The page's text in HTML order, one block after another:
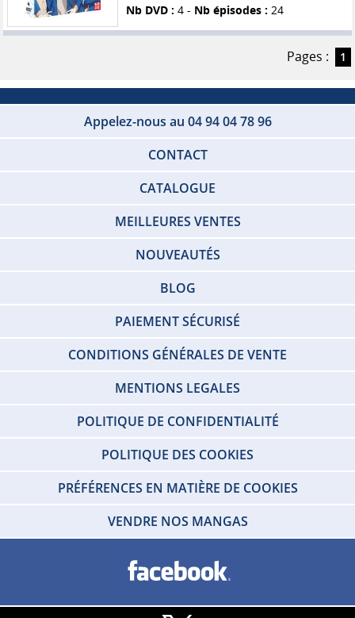
Nb DVD : 4 - Nb épisodes : 24
Pages : 1
Appelez-nous au 04 94 04 78 96
CONTACT
CATALOGUE
MEILLEURES VENTES
NOUVEAUTÉS
BLOG
PAIEMENT SÉCURISÉ
CONDITIONS GÉNÉRALES DE VENTE
MENTIONS LEGALES
POLITIQUE DE CONFIDENTIALITÉ
POLITIQUE DES COOKIES
PRÉFÉRENCES EN MATIÈRE DE COOKIES
VENDRE NOS MANGAS